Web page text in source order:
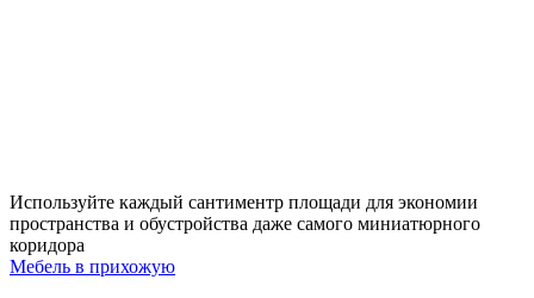
Используйте каждый сантиментр площади для экономии
пространства и обустройства даже самого миниатюрного
коридора
Мебель в прихожую